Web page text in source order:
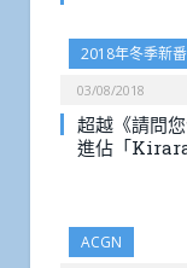
2018年冬季新番
03/08/2018
超越《請問
進佔「
ACGN